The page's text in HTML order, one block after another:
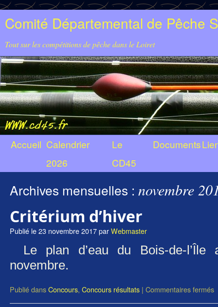
Comité Départemental de Pêche
Tout sur les compétitions de pêche dans le Loiret
Accueil Calendrier
2026
Le
CD45
Documents
Archives mensuelles : novembre
Critérium d’hiver
Publié le23 novembre 2017parWebmaster
Le plan d’eau du Bois-de-
novembre.
Publié dansConcours, Concours résultats | Commentaires fermés